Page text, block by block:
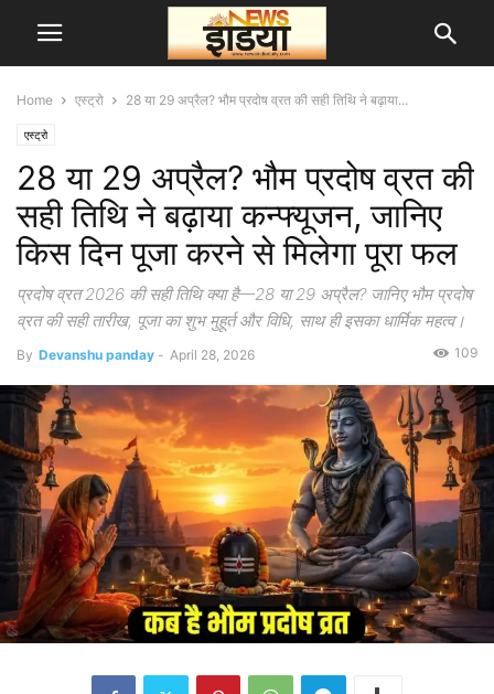
Home एस्ट्रो 28 या 29 अप्रैल? भौम प्रदोष व्रत की सही तिथि ने बढ़ाया...
एस्ट्रो
28 या 29 अप्रैल? भौम प्रदोष व्रत की
सही तिथि ने बढ़ाया कन्फ्यूजन, जानिए
किस दिन पूजा करने से मिलेगा पूरा फल
प्रदोष व्रत 2026 की सही तिथि क्या है—28 या 29 अप्रैल? जानिए भौम प्रदोष
व्रत की सही तारीख, पूजा का शुभ मुहूर्त और विधि, साथ ही इसका धार्मिक महत्व।
By Devanshu panday - April 28, 2026 109